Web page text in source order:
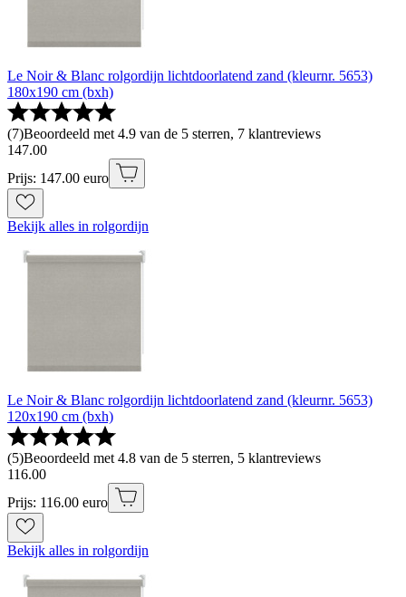
Le Noir & Blanc rolgordijn lichtdoorlatend zand (kleurnr. 5653)
180x190 cm (bxh)
(7)Beoordeeld met 4.9 van de 5 sterren, 7 klantreviews
147.00
Prijs: 147.00 euro
Bekijk alles in rolgordijn
Le Noir & Blanc rolgordijn lichtdoorlatend zand (kleurnr. 5653)
120x190 cm (bxh)
(5)Beoordeeld met 4.8 van de 5 sterren, 5 klantreviews
116.00
Prijs: 116.00 euro
Bekijk alles in rolgordijn